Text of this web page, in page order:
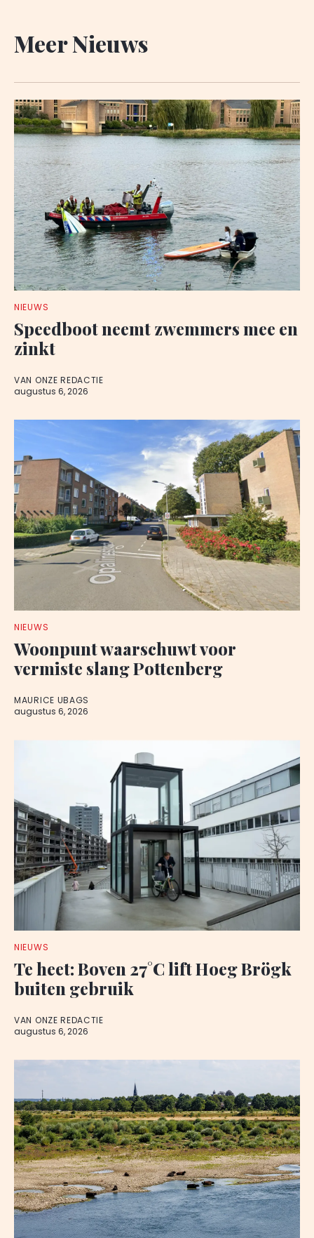
Meer Nieuws
NIEUWS
Speedboot neemt zwemmers mee en
zinkt
VAN ONZE REDACTIE
augustus 6, 2026
NIEUWS
Woonpunt waarschuwt voor
vermiste slang Pottenberg
MAURICE UBAGS
augustus 6, 2026
NIEUWS
Te heet: Boven 27°C lift Hoeg Brögk
buiten gebruik
VAN ONZE REDACTIE
augustus 6, 2026